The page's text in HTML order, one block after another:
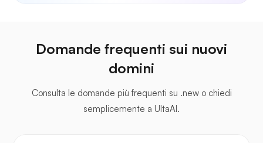
Domande frequenti sui nuovi
domini
Consulta le domande più frequenti su .new o chiedi
semplicemente a UltaAI.